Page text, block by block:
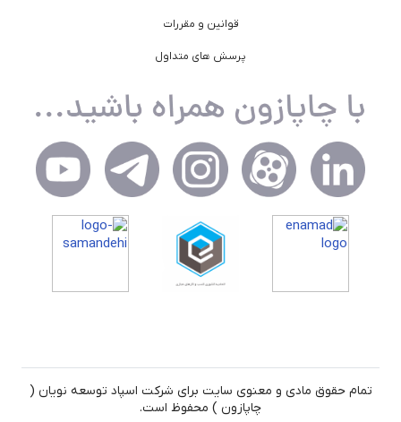
قوانین و مقررات
پرسش های متداول
تمام حقوق مادی و معنوی سایت برای شرکت اسپاد توسعه نویان (
چاپازون ) محفوظ است.